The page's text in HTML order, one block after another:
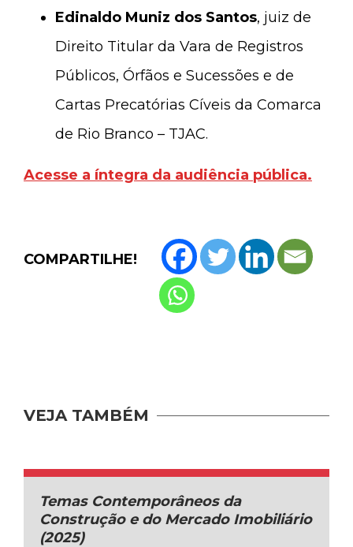
Edinaldo Muniz dos Santos, juiz de
Direito Titular da Vara de Registros
Públicos, Órfãos e Sucessões e de
Cartas Precatórias Cíveis da Comarca
de Rio Branco – TJAC.
Acesse a íntegra da audiência pública.
COMPARTILHE!
VEJA TAMBÉM
Temas Contemporâneos da
Construção e do Mercado Imobiliário
(2025)